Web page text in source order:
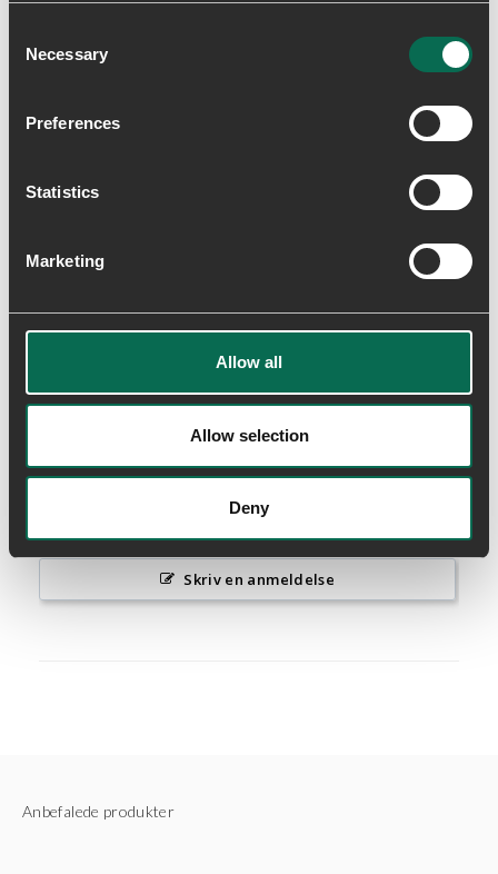
Selection
Necessary
Preferences
Statistics
Marketing
Allow all
Allow selection
Deny
Fremstillet med genbrugsgummi og genbrugstekstiler.
Alle gummisåler består af 10% genbrugsgummi, og
Lightweight
ultralet fornemmelse – vores letteste modeller vejer
kun 255g.
Skriv en anmeldelse